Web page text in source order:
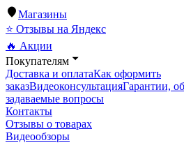
Магазины
⭐ Отзывы на Яндекс
🔥 Акции
Покупателям
Доставка и оплатаКак оформить
заказВидеоконсультацияГарантии,
задаваемые вопросы
Контакты
Отзывы о товарах
Видеообзоры